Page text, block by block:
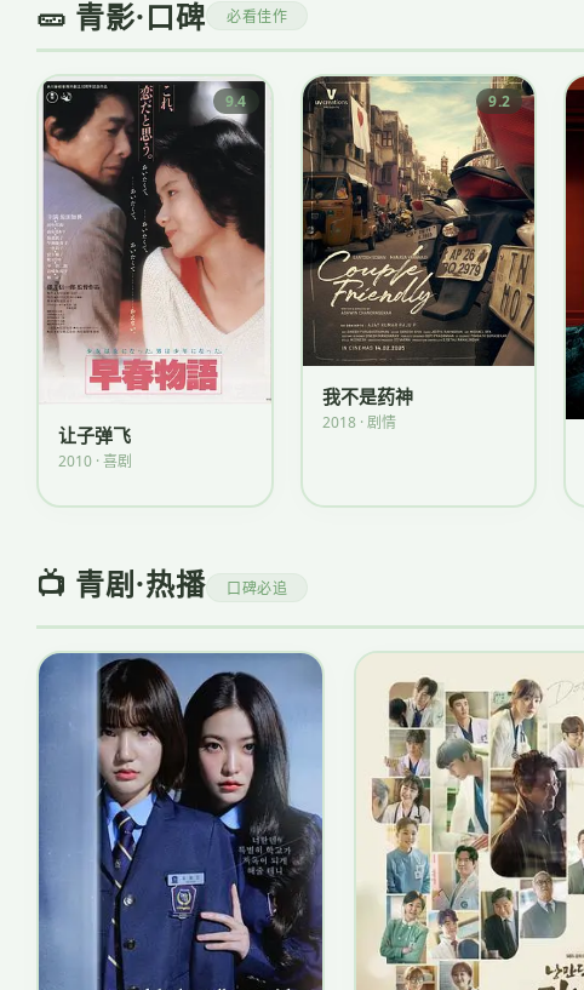
🥒 青影·口碑 必看佳作
9.4
让子弹飞
2010 · 喜剧
9.2
我不是药神
2018 · 剧情
📺 青剧·热播 口碑必追